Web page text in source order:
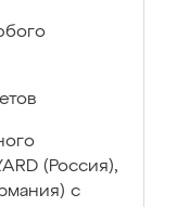
(Россия),
с